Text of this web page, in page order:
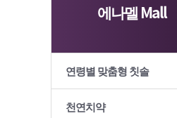
에나멜 Mall
연령별 맞춤형 칫솔
천연치약